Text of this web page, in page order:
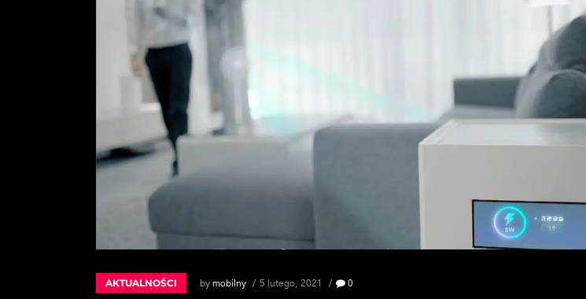
AKTUALNOŚCI by mobilny 5 lutego, 2021 0